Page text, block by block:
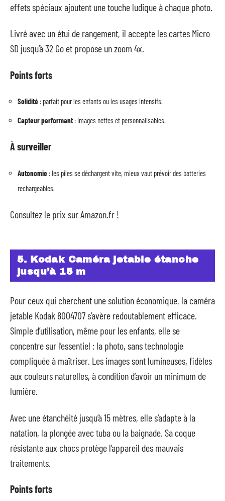
effets spéciaux ajoutent une touche ludique à chaque photo.
Livré avec un étui de rangement, il accepte les cartes Micro
SD jusqu’à 32 Go et propose un zoom 4x.
Points forts
Solidité : parfait pour les enfants ou les usages intensifs.
Capteur performant : images nettes et personnalisables.
À surveiller
Autonomie : les piles se déchargent vite, mieux vaut prévoir des batteries
rechargeables.
Consultez le prix sur Amazon.fr !
5. Kodak Caméra jetable étanche
jusqu’à 15 m
Pour ceux qui cherchent une solution économique, la caméra
jetable Kodak 8004707 s’avère redoutablement efficace.
Simple d’utilisation, même pour les enfants, elle se
concentre sur l’essentiel : la photo, sans technologie
compliquée à maîtriser. Les images sont lumineuses, fidèles
aux couleurs naturelles, à condition d’avoir un minimum de
lumière.
Avec une étanchéité jusqu’à 15 mètres, elle s’adapte à la
natation, la plongée avec tuba ou la baignade. Sa coque
résistante aux chocs protège l’appareil des mauvais
traitements.
Points forts